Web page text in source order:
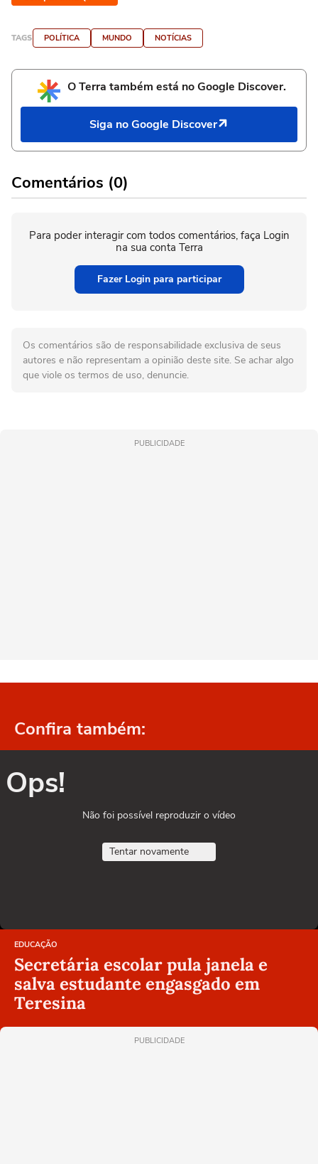
TAGS POLÍTICA MUNDO NOTÍCIAS
O Terra também está no Google Discover.
Siga no Google Discover
Comentários (0)
Para poder interagir com todos comentários, faça Login
na sua conta Terra
Fazer Login para participar
Os comentários são de responsabilidade exclusiva de seus
autores e não representam a opinião deste site. Se achar algo
que viole os termos de uso, denuncie.
PUBLICIDADE
Confira também:
Ops!
Não foi possível reproduzir o vídeo
Tentar novamente
EDUCAÇÃO
Secretária escolar pula janela e
salva estudante engasgado em
Teresina
PUBLICIDADE